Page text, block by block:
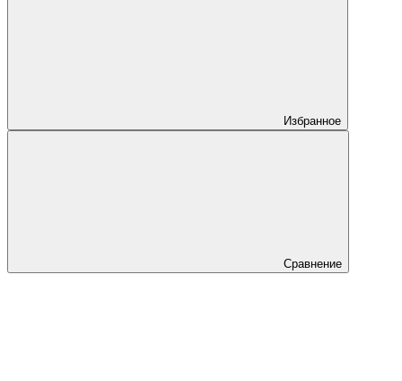
Избранное
Сравнение